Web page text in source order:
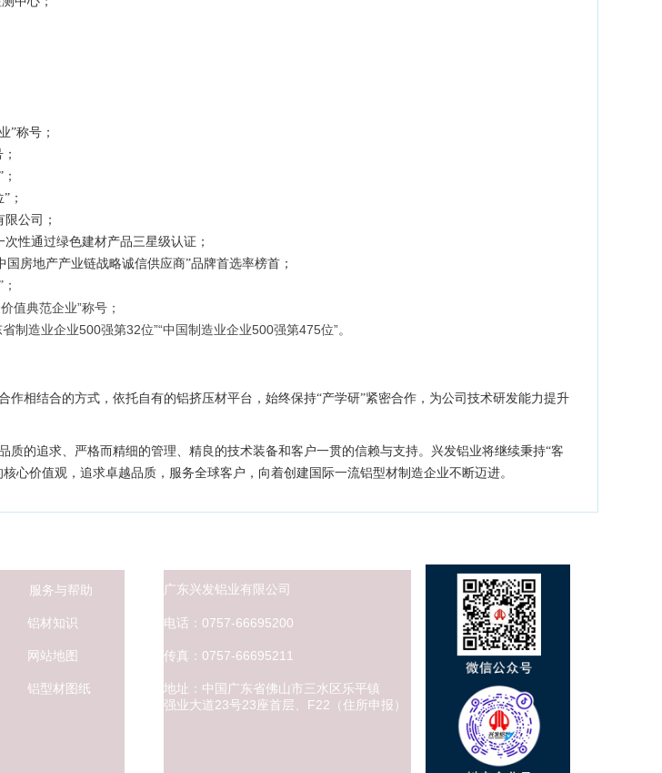
”称号；
；
公司；
性通过绿色建材产品三星级认证；
国房地产产业链战略诚信供应商”品牌首选率榜首；
值典范企业”称号；
制造业企业500强第32位”“中国制造业企业500强第475位”。
作相结合的方式，依托自有的铝挤压材平台，始终保持“产学研”紧密合作，为公司技术研发能力提升
质的追求、严格而精细的管理、精良的技术装备和客户一贯的信赖与支持。兴发铝业将继续秉持“客
心价值观，追求卓越品质，服务全球客户，向着创建国际一流铝型材制造企业不断迈进。
服务与帮助
铝材知识
网站地图
铝型材图纸
广东兴发铝业有限公司
电话：0757-66695200
传真：0757-66695211
地址：中国广东省佛山市三水区乐平镇
强业大道23号23座首层、F22（住所申报）